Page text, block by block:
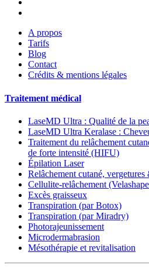
A propos
Tarifs
Blog
Contact
Crédits & mentions légales
Traitement médical
LaseMD Ultra : Qualité de la
LaseMD Ultra Keralase :
Traitement du relâchement
de forte intensité (HIFU)
Épilation Laser
Relâchement cutané, vergetures
Cellulite-relâchement
Excès graisseux
Transpiration (par Botox)
Transpiration (par Miradry)
Photorajeunissement
Microdermabrasion
Mésothérapie et revitalisation